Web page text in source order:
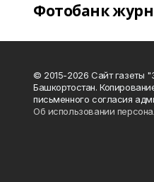
Фотобанк
© 2015-2026 Сайт газеты
Башкортостан.
письменного согласия
Об использовании